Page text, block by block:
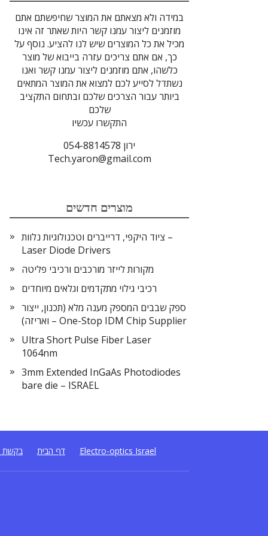
במידה ולא מצאתם את המוצר שחיפשתם אתם
מוזמנים ליצור עמנו קשר היות שאתר זה אינו
מכיל את כל המוצרים שיש לנו להציע. נוסף על
כך, אם אתם צריכים עזרה בייבוא של מוצר
כלשהו, אתם מוזמנים ליצור עמנו קשר ואנו
נשתדל לסייע לכם למצוא את המוצר המתאים
ביותר עבור הצרכים שלכם ובתחום התקציב
שלכם
התקשרו עכשיו
ירון 054-8814578
Tech.yaron@gmail.com
מוצרים חדשים
ציוד היקפי, דרייברים וטכנולוגיות נלוות –
Laser Diode Drivers
מקורות לייזר מורכבים ורכיבי פליטה
רכיבי גילוי מתקדמים וגלאים מיוחדים
ספק שבבים המספק מענה מלא (תכנון, ייצור
ואריזה) – One-Stop IDM Chip Supplier
Ultra Short Pulse Fiber Laser
1064nm
3mm Extended InGaAs Photodiodes
bare die – ISRAEL
בקשת דף הבית Electro-optics Israel